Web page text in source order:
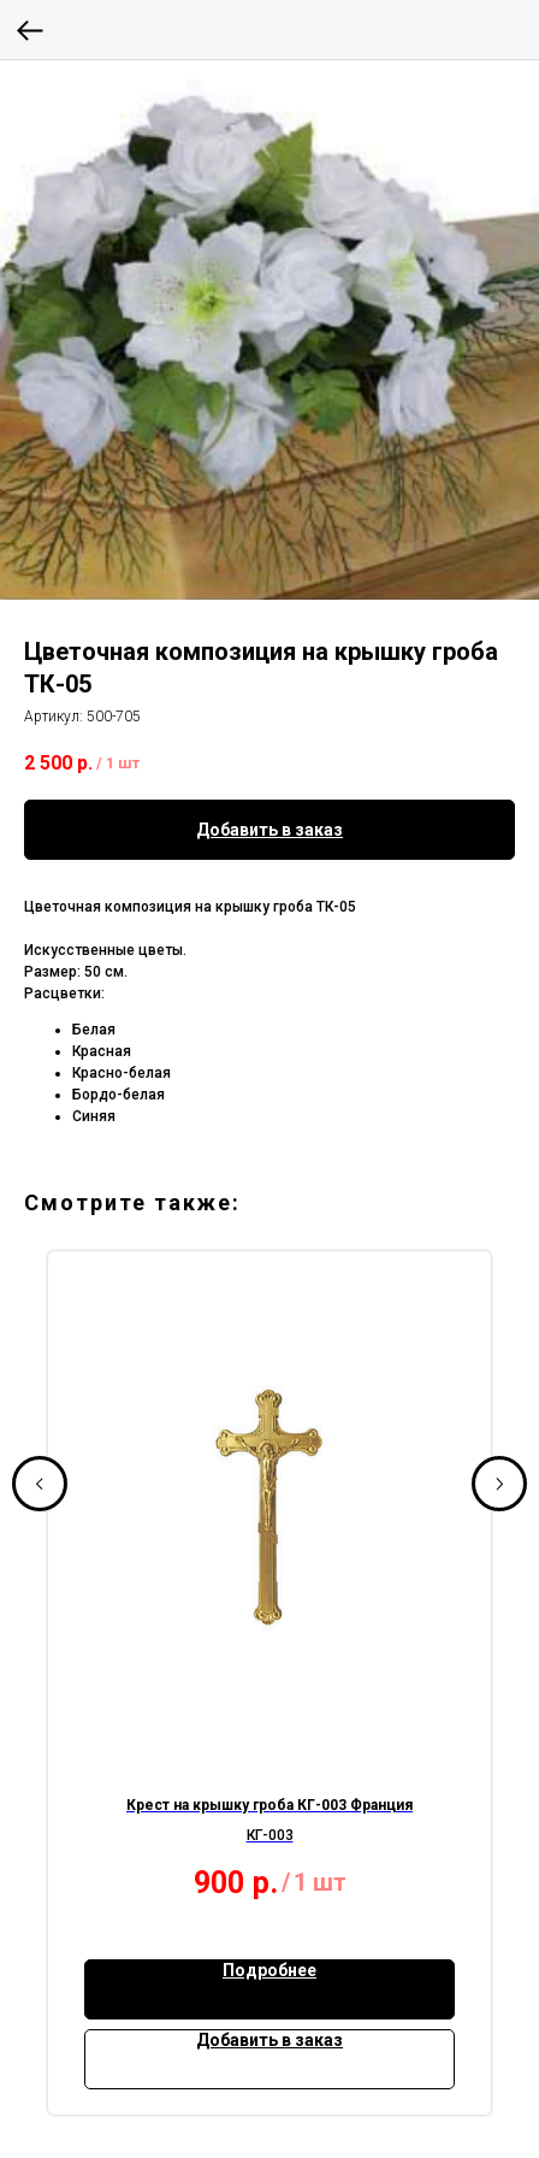
Цветочная композиция на крышку гроба
ТК-05
Артикул: 500-705
2 500 р. / 1 шт
Добавить в заказ
Цветочная композиция на крышку гроба ТК-05
Искусственные цветы.
Размер: 50 см.
Расцветки:
Белая
Красная
Красно-белая
Бордо-белая
Синяя
Смотрите также:
Крест на крышку гроба КГ-003 Франция
КГ-003
900 р./1 шт
Подробнее
Добавить в заказ